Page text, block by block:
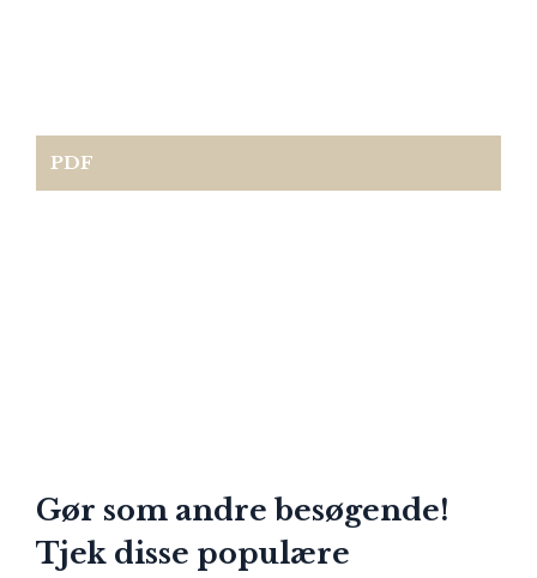
PDF
Gør som andre besøgende!
Tjek disse populære